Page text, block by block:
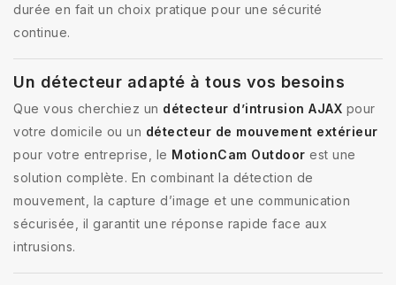
durée en fait un choix pratique pour une sécurité
continue.
Un détecteur adapté à tous vos besoins
Que vous cherchiez un détecteur d’intrusion AJAX pour
votre domicile ou un détecteur de mouvement extérieur
pour votre entreprise, le MotionCam Outdoor est une
solution complète. En combinant la détection de
mouvement, la capture d’image et une communication
sécurisée, il garantit une réponse rapide face aux
intrusions.